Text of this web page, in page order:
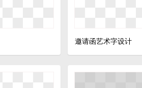
邀请函艺术字设计